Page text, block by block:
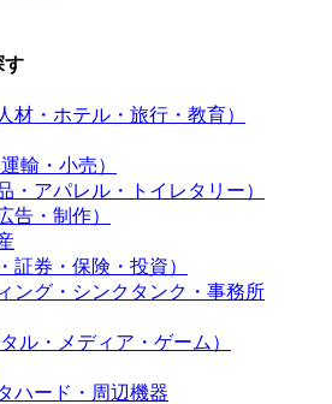
す
材・ホテル・旅行・教育）
輸・小売）
・アパレル・トイレタリー）
告・制作）
証券・保険・投資）
ング・シンクタンク・事務所
ル・メディア・ゲーム）
ハード・周辺機器